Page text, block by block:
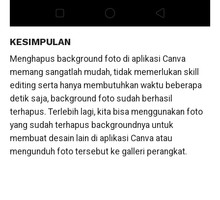
KESIMPULAN
Menghapus background foto di aplikasi Canva
memang sangatlah mudah, tidak memerlukan skill
editing serta hanya membutuhkan waktu beberapa
detik saja, background foto sudah berhasil
terhapus. Terlebih lagi, kita bisa menggunakan foto
yang sudah terhapus backgroundnya untuk
membuat desain lain di aplikasi Canva atau
mengunduh foto tersebut ke galleri perangkat.